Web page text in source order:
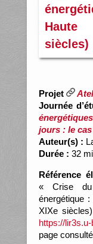
Haute
siècles)
Projet
Journée
jours : le
Auteur(s) :
Durée : 32
Référence
« Crise du
énergétique
XIXe
https://
page